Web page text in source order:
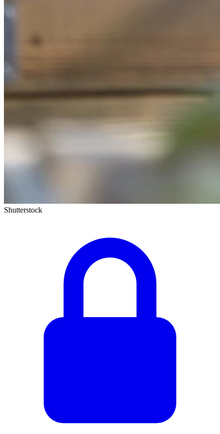
Shutterstock